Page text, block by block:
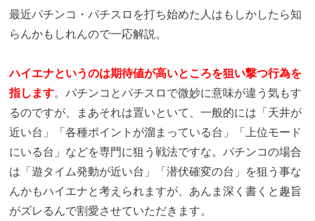
最近パチンコ・パチスロを打ち始めた人はもしかしたら知
らんかもしれんので一応解説。
ハイエナというのは期待値が高いところを狙い撃つ行為を
指します。パチンコとパチスロで微妙に意味が違う気もす
るのですが、まあそれは置いといて、一般的には「天井が
近い台」「各種ポイントが溜まっている台」「上位モード
にいる台」などを専門に狙う戦法ですな。パチンコの場合
は「遊タイム発動が近い台」「潜伏確変の台」を狙う事な
んかもハイエナと考えられますが、あんま深く書くと趣旨
がズレるんで割愛させていただきます。